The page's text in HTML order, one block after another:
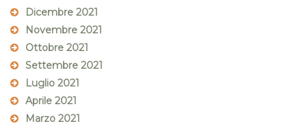
Dicembre 2021
Novembre 2021
Ottobre 2021
Settembre 2021
Luglio 2021
Aprile 2021
Marzo 2021